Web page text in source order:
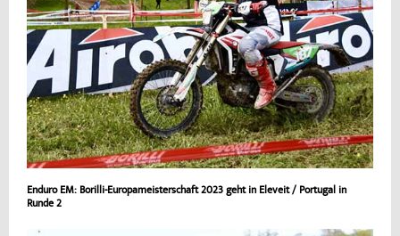
Enduro EM: Borilli-Europameisterschaft 2023 geht in Eleveit / Portugal in
Runde 2